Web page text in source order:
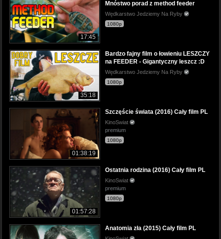
17:45
Mnóstwo porad z method feeder
Wędkarstwo Jedziemy Na Ryby
1080p
35:18
Bardzo fajny film o łowieniu LESZCZY
na FEEDER - Gigantyczny leszcz :D
Wędkarstwo Jedziemy Na Ryby
1080p
01:38:19
Szczęście świata (2016) Cały film PL
KinoSwiat
premium
1080p
01:57:28
Ostatnia rodzina (2016) Cały film PL
KinoSwiat
premium
1080p
Anatomia zła (2015) Cały film PL